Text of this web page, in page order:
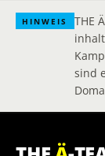
HINWEIS
THE
sind